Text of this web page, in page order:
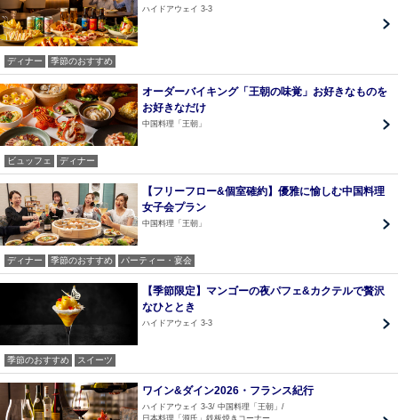
ハイドアウェイ 3-3
ディナー 季節のおすすめ
オーダーバイキング「王朝の味覚」お好きなものを
お好きなだけ
中国料理「王朝」
ビュッフェ ディナー
【フリーフロー&個室確約】優雅に愉しむ中国料理
女子会プラン
中国料理「王朝」
ディナー 季節のおすすめ パーティー・宴会
【季節限定】マンゴーの夜パフェ&カクテルで贅沢
なひととき
ハイドアウェイ 3-3
季節のおすすめ スイーツ
ワイン&ダイン2026・フランス紀行
ハイドアウェイ 3-3 中国料理「王朝」
日本料理「源氏」鉄板焼きコーナー